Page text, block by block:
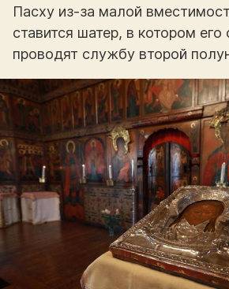
Пасху из-за малой
ставится шатер, в котором его
проводят службу второй